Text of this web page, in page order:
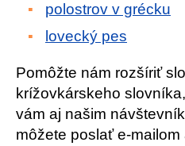
polostrov v grécku
lovecký pes
Pomôžte nám rozšíriť
krížovkárskeho
vám aj našim
môžete poslať e-